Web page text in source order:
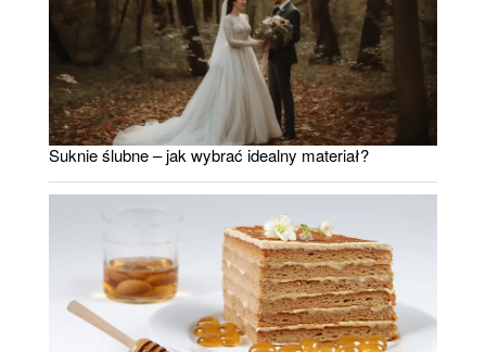
Suknie ślubne – jak wybrać idealny materiał?